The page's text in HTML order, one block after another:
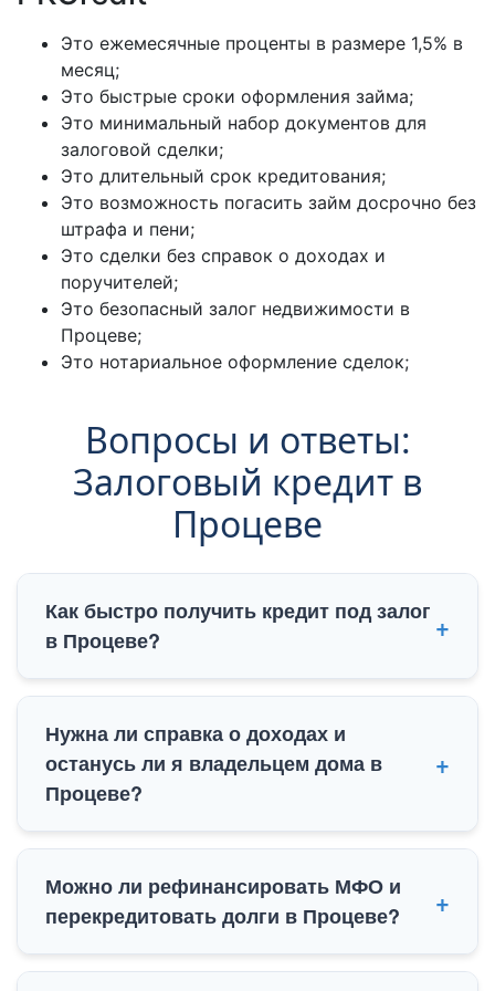
Это ежемесячные проценты в размере 1,5% в
месяц;
Это быстрые сроки оформления займа;
Это минимальный набор документов для
залоговой сделки;
Это длительный срок кредитования;
Это возможность погасить займ досрочно без
штрафа и пени;
Это сделки без справок о доходах и
поручителей;
Это безопасный залог недвижимости в
Процеве;
Это нотариальное оформление сделок;
Вопросы и ответы:
Залоговый кредит в
Процеве
Как быстро получить кредит под залог
в Процеве?
предварительное решение за 15 минут. Выдача
наличных под залог недвижимости в Процеве
(Бориспольский район) занимает от 2 до 4 часов,
включая нотариальное оформление договора
Нужна ли справка о доходах и
останусь ли я владельцем дома в
Процеве?
без официальных справок о доходах. Страх
потерять право собственности исключен: вы
остаетесь владельцем объекта, а в реестр
Можно ли рефинансировать МФО и
перекредитовать долги в Процеве?